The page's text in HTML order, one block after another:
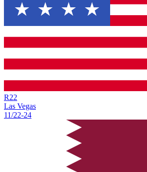
R22
Las Vegas
11/22-24